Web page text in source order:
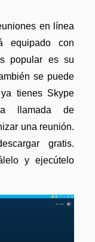
en línea
equipado con
popular es su
se puede
tienes Skype
llamada de
una reunión.
gratis.
y ejecútelo